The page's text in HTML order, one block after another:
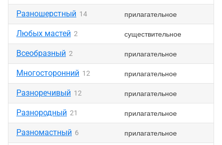
Разношерстный 14 прилагательное
Любых мастей 2 существительное
Всеобразный 2 прилагательное
Многосторонний 12 прилагательное
Разноречивый 12 прилагательное
Разнородный 21 прилагательное
Разномастный 6 прилагательное